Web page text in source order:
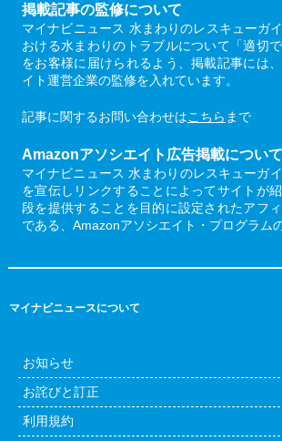
掲載記事の監修について
マイナビニュース 水まわりのレスキューガ
おける水まわりのトラブルについて「適切
をお客様に届けられるよう、掲載記事には
イト運営企業の監修を入れています。
記事に関するお問い合わせはこちら まで
Amazonアソシエイト広告掲載について
マイナビニュース 水まわりのレスキューガ
を宣伝しリンクすることによってサイトが
段を提供することを目的に設定されたアフ
である、Amazonアソシエイト・プログラム
マイナビニュースについて
お知らせ
お詫びと訂正
利用規約